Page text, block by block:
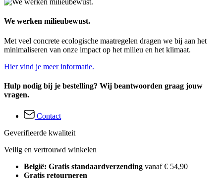
We werken milieubewust.
Met veel concrete ecologische maatregelen dragen we bij aan het
minimaliseren van onze impact op het milieu en het klimaat.
Hier vind je meer informatie.
Hulp nodig bij je bestelling? Wij beantwoorden graag jouw
vragen.
Contact
Geverifieerde kwaliteit
Veilig en vertrouwd winkelen
België: Gratis standaardverzending vanaf € 54,90
Gratis retourneren